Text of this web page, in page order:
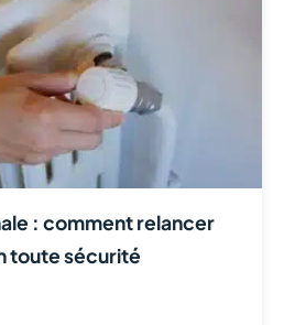
: comment relancer
toute sécurité